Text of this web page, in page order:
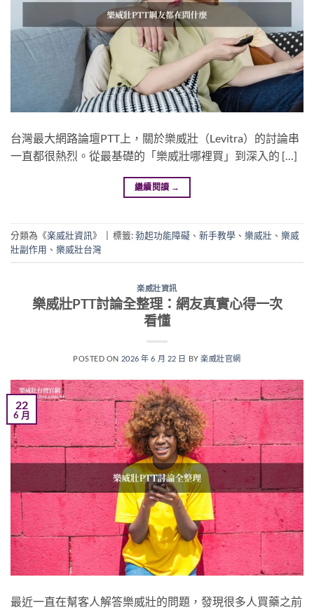
台灣最大網路論壇PTT上，關於樂威壯（Levitra）的討論串
一直都很熱烈。從最基礎的「樂威壯哪裡買」到深入的 […]
繼續閱讀 →
分類為《楽威壯資訊》 標籤:勃起功能障礙 、 新手教學 、 樂威壯 、 樂威
壯副作用 、 樂威壯台灣
楽威壯資訊
樂威壯PTT討論全整理：網友真實心得一次
看懂
POSTED ON 2026 年 6 月 22 日 BY楽威壯官網
22
6 月
最近一直在幫客人解答樂威壯的問題，發現很多人買藥之前